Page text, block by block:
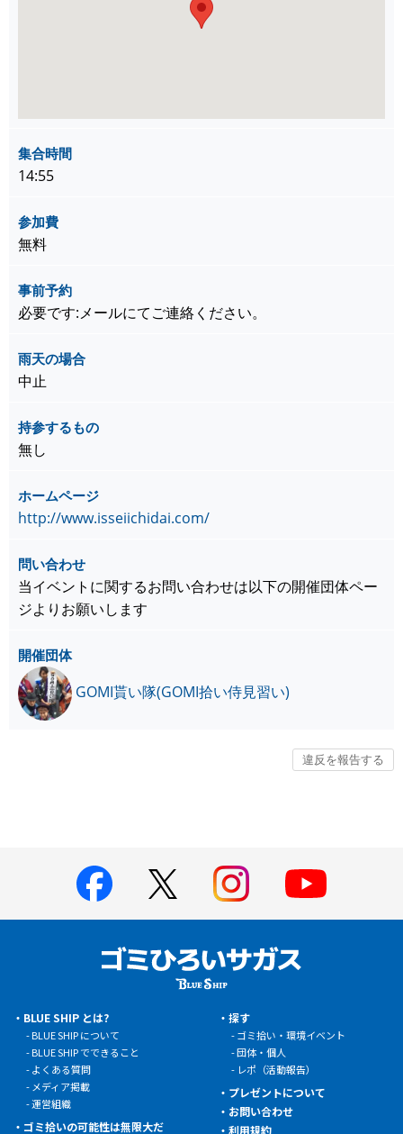
集合時間
14:55
参加費
無料
事前予約
必要です:メールにてご連絡ください。
雨天の場合
中止
持参するもの
無し
ホームページ
http://www.isseiichidai.com/
問い合わせ
当イベントに関するお問い合わせは以下の開催団体ペー
ジよりお願いします
開催団体
GOMI貰い隊(GOMI拾い侍見習い)
BLUE SHIP とは?
BLUE SHIP について
BLUE SHIP でできること
よくある質問
メディア掲載
運営組織
ゴミ拾いの可能性は無限大だ
探す
ゴミ拾い・環境イベント
団体・個人
レポ（活動報告）
プレゼントについて
お問い合わせ
利用規約